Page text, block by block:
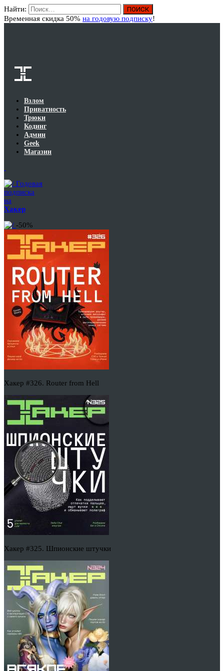
Найти:
Временная скидка 50% на годовую подписку!
Взлом
Приватность
Трюки
Кодинг
Админ
Geek
Магазин
Годовая
подписка
на
Хакер
-50%
Хакер #326. Router from Hell
Хакер #325. Шпионские штучки